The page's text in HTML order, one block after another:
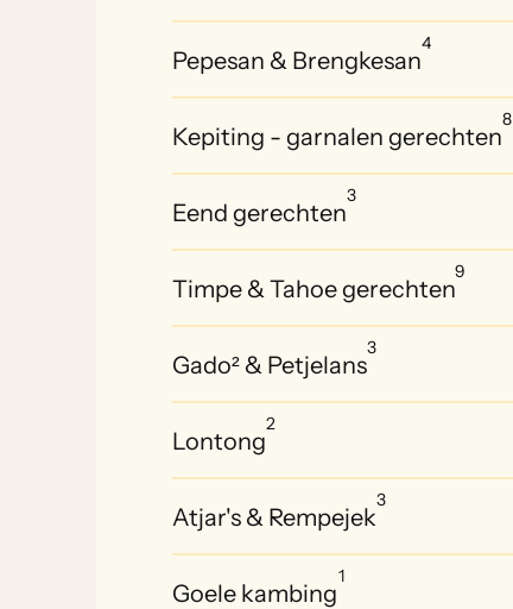
Pepesan & Brengkesan
4
Kepiting - garnalen gerechten
8
Eend gerechten
3
Timpe & Tahoe gerechten
9
Gado² & Petjelans
3
Lontong
2
Atjar's & Rempejek
3
Goele kambing
1